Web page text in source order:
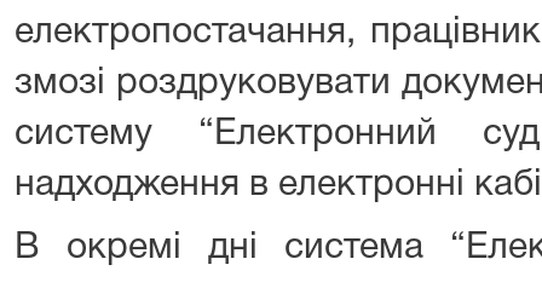
електропостачання,
змозі роздруковувати
систему “Електронний
надходження в електронні
В окремі дні система